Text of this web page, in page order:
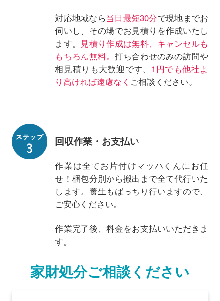
対応地域なら当日最短30分で現地までお
伺いし、その場でお見積りを作成いたし
ます。 見積り作成は無料、キャンセルも
もちろん無料。 打ち合わせのみの訪問や
相見積りも大歓迎です、 1円でも他社よ
り高ければ遠慮なく ご相談ください。
回収作業・お支払い
作業は全てお片付けマッハくんにお任
せ！梱包分別から搬出まで全て代行いた
します。養生もばっちり行いますので、
ご安心ください。
作業完了後、料金をお支払いいただきま
す。
家財処分ご相談ください